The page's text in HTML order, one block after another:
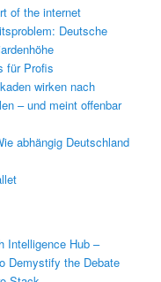
of the internet
Deutsche
für Profis
wirken nach
– und meint offenbar
abhängig Deutschland
Intelligence Hub –
Demystify the Debate